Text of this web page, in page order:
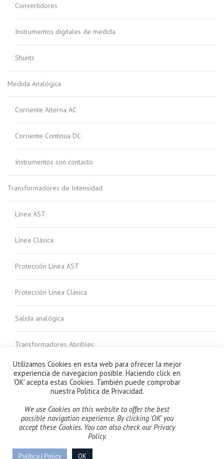
Convertidores
Instrumentos digitales de medida
Shunts
Medida Analógica
Corriente Alterna AC
Corriente Continua DC
Instrumentos con contacto
Transformadores de Intensidad
Línea AST
Línea Clásica
Protección Línea AST
Protección Línea Clásica
Salida analógica
Transformadores Abribles
Transformadores Suma
Copyright © 2023 Celsa Messgerate España S.L. –
Privacidad
Utilizamos Cookies en esta web para ofrecer la mejor
experiencia de navegacion posible. Haciendo click en
'OK' acepta estas Cookies. También puede comprobar
nuestra Politica de Privacidad.
We use Cookies on this website to offer the best
possible navigation experience. By clicking 'OK' you
accept these Cookies. You can also check our Privacy
Policy.
Política | Policy OK